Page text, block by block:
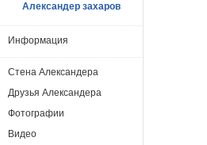
Александер захаров
Информация
Стена Александера
Друзья Александера
Фотографии
Видео